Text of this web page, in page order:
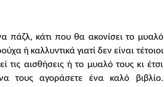
πάζλ, κάτι που θα ακονίσει το μυαλό
ή καλλυντικά γιατί δεν είναι τέτοιοι
τις αισθήσεις ή το μυαλό τους κι έτσι
τους αγοράσετε ένα καλό βιβλίο.